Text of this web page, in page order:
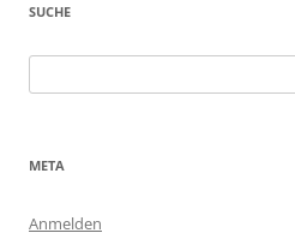
SUCHE
nach:
META
Anmelden